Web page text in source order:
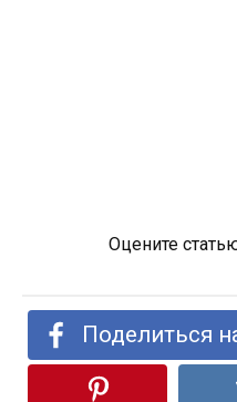
Оцените
Поделиться